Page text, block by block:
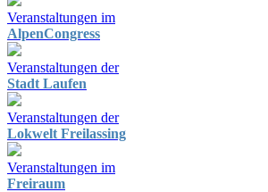
Veranstaltungen im
AlpenCongress
Veranstaltungen der
Stadt Laufen
Veranstaltungen der
Lokwelt Freilassing
Veranstaltungen im
Freiraum